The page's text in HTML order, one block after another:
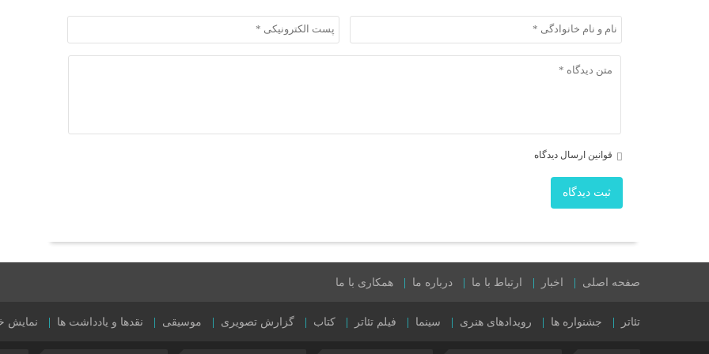
قوانین ارسال دیدگاه
ثبت دیدگاه
صفحه اصلی اخبار ارتباط با ما درباره ما همکاری با ما
تئاتر جشنواره ها رویدادهای هنری سینما فیلم تئاتر کتاب گزارش تصویری موسیقی نقدها و یادداشت ها نمایش